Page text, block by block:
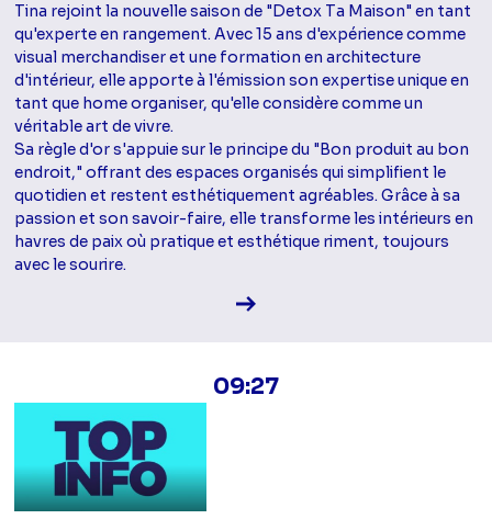
Tina rejoint la nouvelle saison de "Detox Ta Maison" en tant
qu'experte en rangement. Avec 15 ans d'expérience comme
visual merchandiser et une formation en architecture
d'intérieur, elle apporte à l'émission son expertise unique en
tant que home organiser, qu'elle considère comme un
véritable art de vivre.
Sa règle d'or s'appuie sur le principe du "Bon produit au bon
endroit," offrant des espaces organisés qui simplifient le
quotidien et restent esthétiquement agréables. Grâce à sa
passion et son savoir-faire, elle transforme les intérieurs en
havres de paix où pratique et esthétique riment, toujours
avec le sourire.
Voir la fiche diffusion
09:27